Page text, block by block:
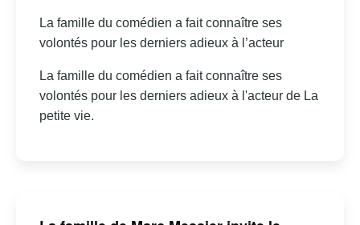
La famille du comédien a fait connaître ses
volontés pour les derniers adieux à l’acteur
La famille du comédien a fait connaître ses
volontés pour les derniers adieux à l'acteur de La
petite vie.